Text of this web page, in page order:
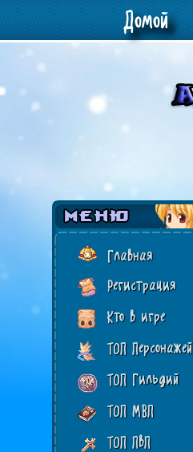
Домой
Главная
Регистрация
Кто в игре
ТОП Персонажей
ТОП Гильдий
ТОП МВП
ТОП ПвП